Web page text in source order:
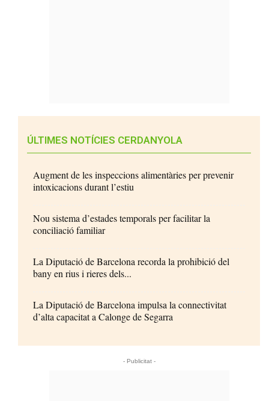
ÚLTIMES NOTÍCIES CERDANYOLA
Augment de les inspeccions alimentàries per prevenir
intoxicacions durant l’estiu
Nou sistema d’estades temporals per facilitar la
conciliació familiar
La Diputació de Barcelona recorda la prohibició del
bany en rius i rieres dels...
La Diputació de Barcelona impulsa la connectivitat
d’alta capacitat a Calonge de Segarra
- Publicitat -